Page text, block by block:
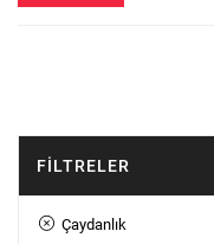
FILTRELER
Çaydanlık